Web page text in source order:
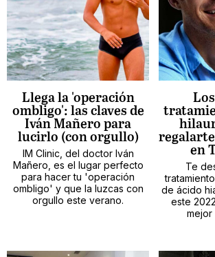
Llega la 'operación
ombligo': las claves de
Iván Mañero para
lucirlo (con orgullo)
IM Clinic, del doctor Iván
Mañero, es el lugar perfecto
para hacer tu 'operación
ombligo' y que la luzcas con
orgullo este verano.
en
Te
de ácido
este
mejor